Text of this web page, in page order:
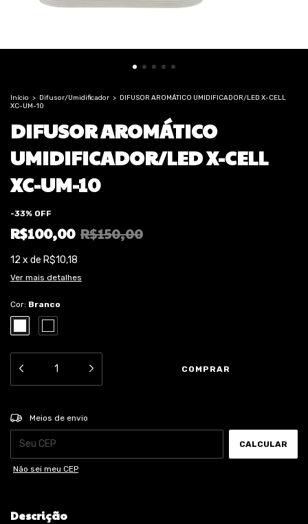
Início > Difusor/Umidificador > DIFUSOR AROMÁTICO UMIDIFICADOR/LED X-CELL
XC-UM-10
DIFUSOR AROMÁTICO
UMIDIFICADOR/LED X-CELL
XC-UM-10
-33% OFF
R$100,00 R$150,00
12 x de R$10,18
Ver mais detalhes
Cor: Branco
Entregas para o CEP:
Meios de envio
CALCULAR
Não sei meu CEP
Descrição